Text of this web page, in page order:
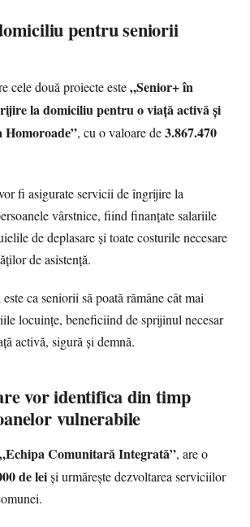
pentru seniorii
cele două proiecte este„Senior+ în
la domiciliu pentru o viață activă și
Homoroade”, cu o valoare de3.867.470
fi asigurate servicii de îngrijire la
vârstnice, fiind finanțate salariile
de deplasare și toate costurile necesare
de asistență.
ca seniorii să poată rămâne cât mai
locuințe, beneficiind de sprijinul necesar
activă, sigură și demnă.
vor identifica din timp
vulnerabile
„Echipa Comunitară Integrată”, are o
de leiși urmărește dezvoltarea serviciilor